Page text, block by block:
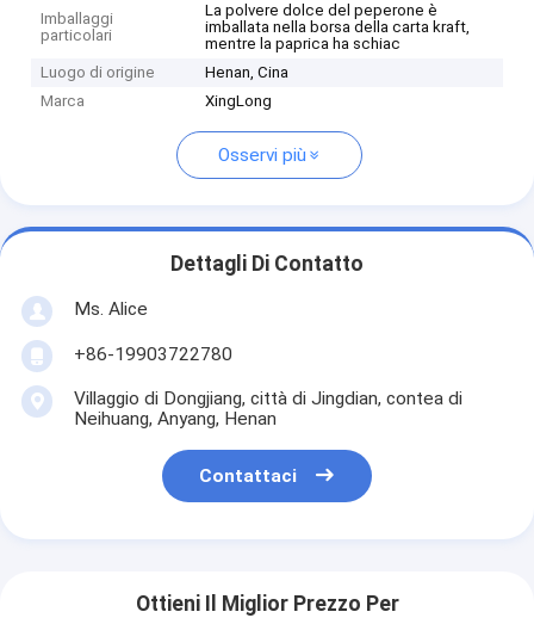
Imballaggi
particolari
La polvere dolce del peperone è
imballata nella borsa della carta kraft,
mentre la paprica ha schiac
Luogo di origine
Henan, Cina
Marca
XingLong
Osservi più
Dettagli Di Contatto
Ms. Alice
+86-19903722780
Villaggio di Dongjiang, città di Jingdian, contea di
Neihuang, Anyang, Henan
Contattaci
Ottieni Il Miglior Prezzo Per